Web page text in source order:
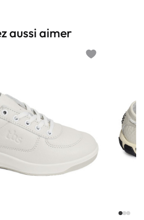
aussi aimer